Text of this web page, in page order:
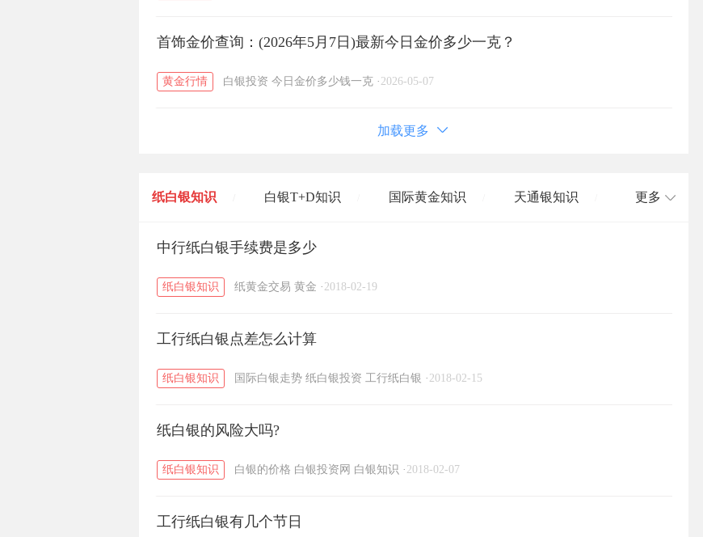
首饰金价查询：(2026年5月7日)最新今日金价多少一克？
黄金行情 白银投资 今日金价多少钱一克 · 2026-05-07
加载更多
纸白银知识 白银T+D知识 国际黄金知识 天通银知识
黄金T+D知识 / 粤贵银知识
更多
中行纸白银手续费是多少
纸白银知识 纸黄金交易 黄金 · 2018-02-19
工行纸白银点差怎么计算
纸白银知识 国际白银走势 纸白银投资 工行纸白银 · 2018-02-15
纸白银的风险大吗?
纸白银知识 白银的价格 白银投资网 白银知识 · 2018-02-07
工行纸白银有几个节日